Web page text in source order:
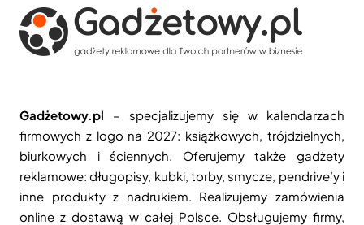
Gadżetowy.pl – specjalizujemy się w kalendarzach
firmowych z logo na 2027: książkowych, trójdzielnych,
biurkowych i ściennych. Oferujemy także gadżety
reklamowe: długopisy, kubki, torby, smycze, pendrive’y i
inne produkty z nadrukiem. Realizujemy zamówienia
online z dostawą w całej Polsce. Obsługujemy firmy,